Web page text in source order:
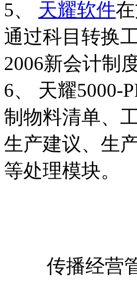
5、 天耀软件
通过科目转换
2006新会计制
6、 天耀5000-
制物料清单、
生产建议、生
等处理模块。
传播经营